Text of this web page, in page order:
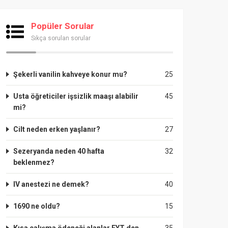
Popüler Sorular
Sıkça sorulan sorular
25
Şekerli vanilin kahveye konur mu?
45
Usta öğreticiler işsizlik maaşı alabilir
mi?
27
Cilt neden erken yaşlanır?
32
Sezeryanda neden 40 hafta
beklenmez?
40
IV anestezi ne demek?
15
1690 ne oldu?